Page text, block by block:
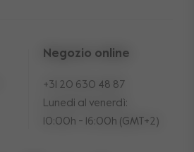
Negozio online
+31 20 630 48 87
Lunedi al venerdì:
10:00h - 16:00h (GMT+2)